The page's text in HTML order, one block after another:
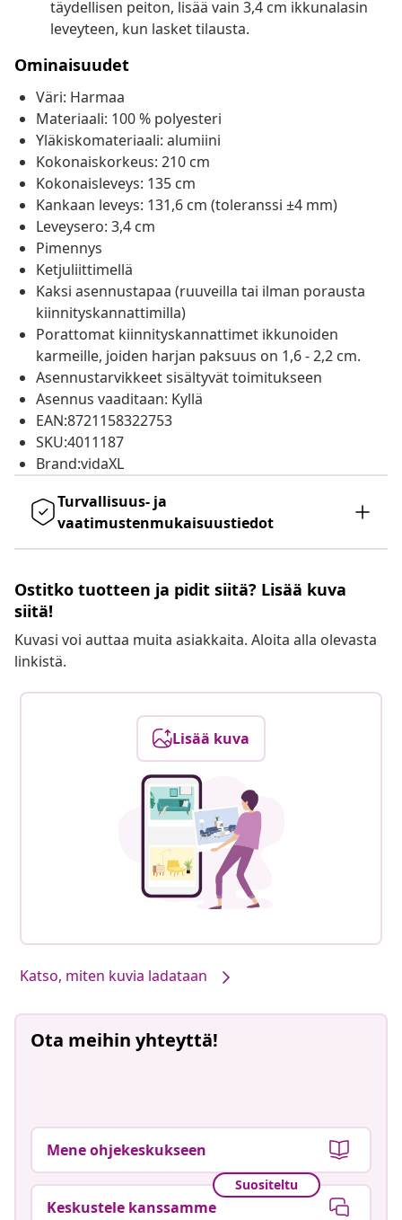
täydellisen peiton, lisää vain 3,4 cm ikkunalasin
leveyteen, kun lasket tilausta.
Ominaisuudet
Väri: Harmaa
Materiaali: 100 % polyesteri
Yläkiskomateriaali: alumiini
Kokonaiskorkeus: 210 cm
Kokonaisleveys: 135 cm
Kankaan leveys: 131,6 cm (toleranssi ±4 mm)
Leveysero: 3,4 cm
Pimennys
Ketjuliittimellä
Kaksi asennustapaa (ruuveilla tai ilman porausta
kiinnityskannattimilla)
Porattomat kiinnityskannattimet ikkunoiden
karmeille, joiden harjan paksuus on 1,6 - 2,2 cm.
Asennustarvikkeet sisältyvät toimitukseen
Asennus vaaditaan: Kyllä
EAN:8721158322753
SKU:4011187
Brand:vidaXL
Turvallisuus- ja
vaatimustenmukaisuustiedot
Ostitko tuotteen ja pidit siitä? Lisää kuva
siitä!
Kuvasi voi auttaa muita asiakkaita. Aloita alla olevasta
linkistä.
Lisää kuva
Katso, miten kuvia ladataan
Ota meihin yhteyttä!
Mene ohjekeskukseen
Suositeltu
Keskustele kanssamme